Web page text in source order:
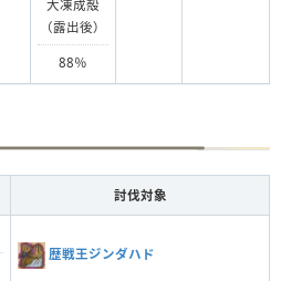
大凍成殻
（露出後）
88％
討伐対象
歴戦王ジンダハド